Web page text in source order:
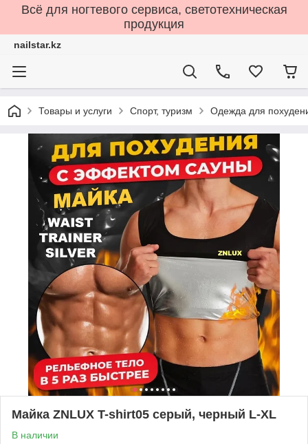
Всё для ногтевого сервиса, светотехническая
продукция
nailstar.kz
Товары и услуги Спорт, туризм Одежда для
Майка ZNLUX T-shirt05 серый, черный L-XL
В наличии